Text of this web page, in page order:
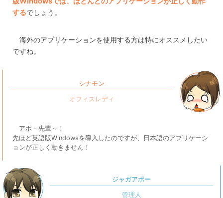
するでしょう。
海外のアプリケーションを使用する方は特にオススメしたい
ですね。
シナモン
アポ－先輩～！
先ほど英語版Windowsを導入したのですが、日本語のアプリケーシ
ョンが正しく動きません！
ジャガアポー